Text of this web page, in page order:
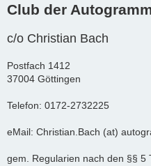
Club der
c/o Christian Bach
Postfach 1412
37004 Göttingen
Telefon: 0172-2732225
eMail: Christian.Bach (at)
gem. Regularien nach den §§ 5